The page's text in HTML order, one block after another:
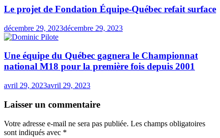
Le projet de Fondation Équipe-Québec refait surface
décembre 29, 2023décembre 29, 2023
Une équipe du Québec gagnera le Championnat
national M18 pour la première fois depuis 2001
avril 29, 2023avril 29, 2023
Laisser un commentaire
Votre adresse e-mail ne sera pas publiée. Les champs obligatoires
sont indiqués avec *